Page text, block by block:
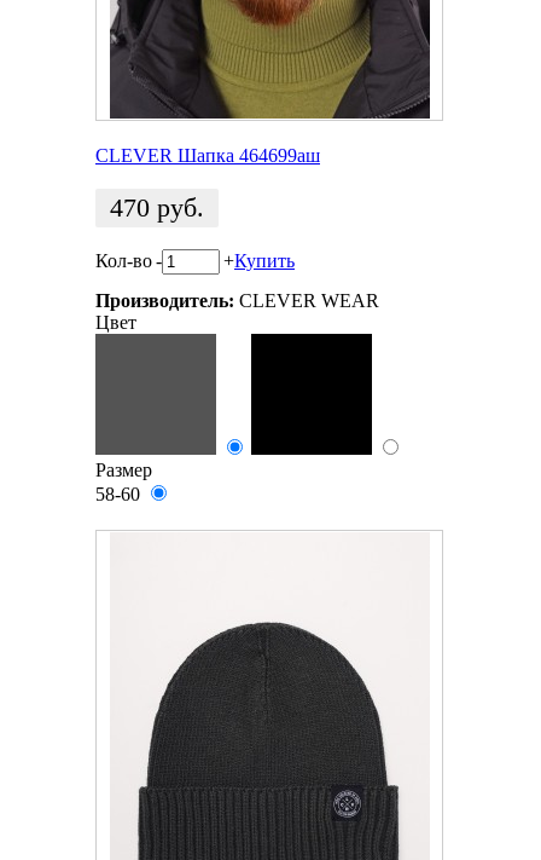
CLEVER Шапка 464699аш
470 руб.
Кол-во- +Купить
Производитель: CLEVER WEAR
Цвет
Размер
58-60